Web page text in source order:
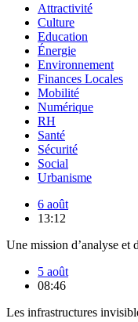
Attractivité
Culture
Education
Énergie
Environnement
Finances Locales
Mobilité
Numérique
RH
Santé
Sécurité
Social
Urbanisme
6 août
13:12
Une mission d’analyse et
5 août
08:46
Les infrastructures